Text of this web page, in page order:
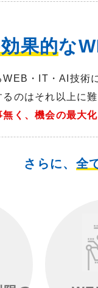
果的な
WEB・IT・AI技術
のはそれ以上に
無く、機会の最大化
さらに、 全